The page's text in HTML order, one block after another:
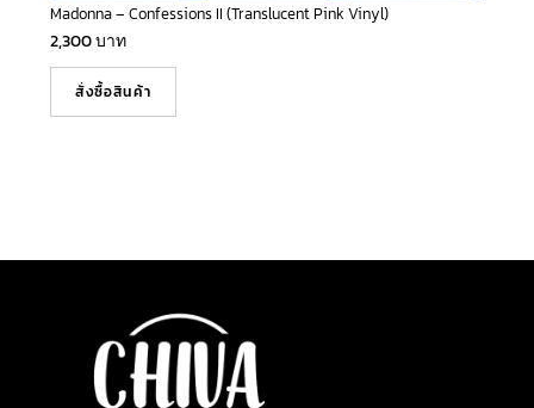
Madonna – Confessions II (Translucent Pink Vinyl)
2,300บาท
สั่งซื้อสินค้า